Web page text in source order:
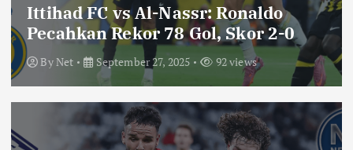
Ittihad FC vs Al-Nassr: Ronaldo
Pecahkan Rekor 78 Gol, Skor 2-0
ByNet September 27, 2025 92 views